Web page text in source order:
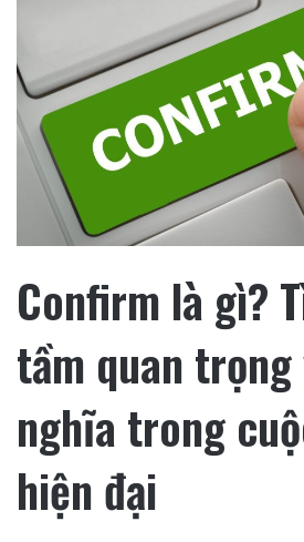
Confirm là gì?
tầm quan trọng
nghĩa trong
hiện đại